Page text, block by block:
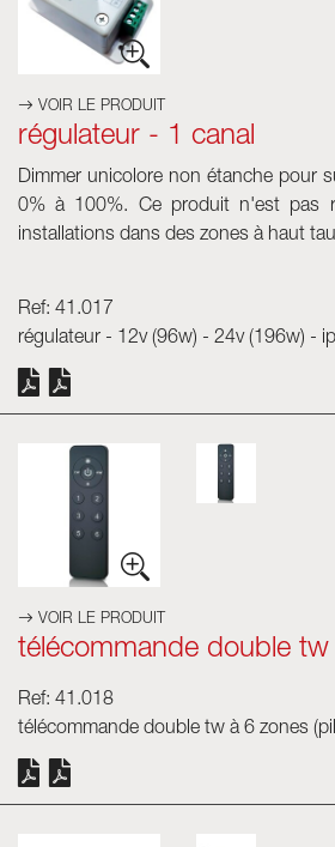
VOIR LE PRODUIT
régulateur - 1 canal
Dimmer unicolore non étanche pour
0% à 100%. Ce produit n'est pas
installations dans des zones à haut
Ref: 41.017
régulateur - 12v (96w) - 24v (196w) -
VOIR LE PRODUIT
télécommande double tw
Ref: 41.018
télécommande double tw à 6 zones